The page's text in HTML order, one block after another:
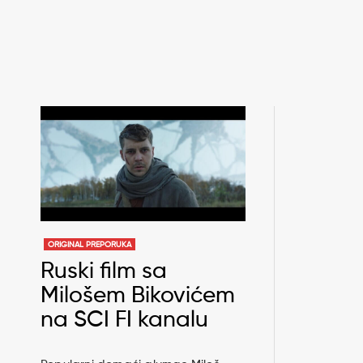
ORIGINAL PREPORUKA
Ruski film sa
Milošem Bikovićem
na SCI FI kanalu